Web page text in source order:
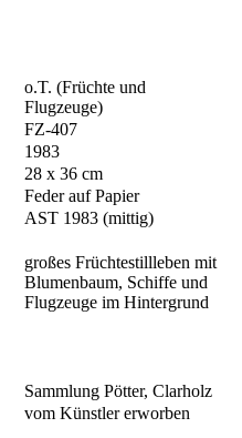
o.T. (Früchte und
Flugzeuge)
FZ-407
1983
28 x 36 cm
Feder auf Papier
AST 1983 (mittig)
großes Früchtestillleben mit
Blumenbaum, Schiffe und
Flugzeuge im Hintergrund
Sammlung Pötter, Clarholz
vom Künstler erworben